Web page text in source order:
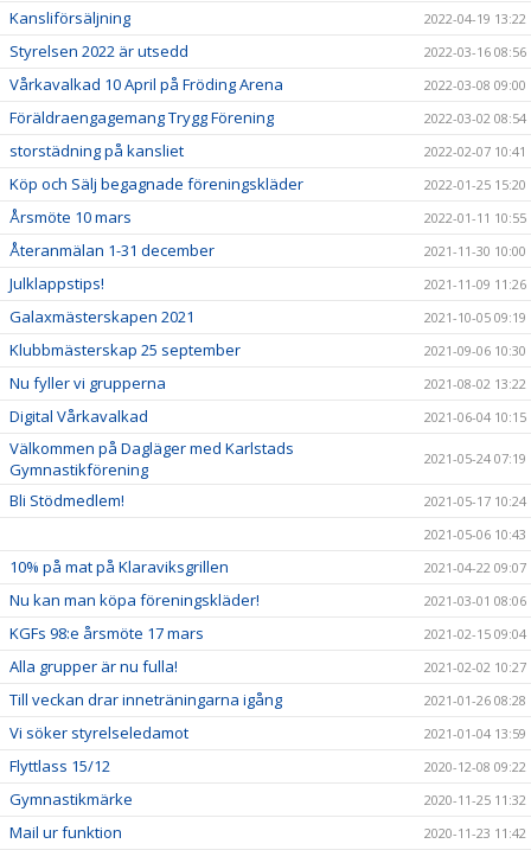
Kansliförsäljning 2022-04-19 13:22
Styrelsen 2022 är utsedd 2022-03-16 08:56
Vårkavalkad 10 April på Fröding Arena 2022-03-08 09:00
Föräldraengagemang Trygg Förening 2022-03-02 08:54
storstädning på kansliet 2022-02-07 10:41
Köp och Sälj begagnade föreningskläder 2022-01-25 15:20
Årsmöte 10 mars 2022-01-11 10:55
Återanmälan 1-31 december 2021-11-30 10:00
Julklappstips! 2021-11-09 11:26
Galaxmästerskapen 2021 2021-10-05 09:19
Klubbmästerskap 25 september 2021-09-06 10:30
Nu fyller vi grupperna 2021-08-02 13:22
Digital Vårkavalkad 2021-06-04 10:15
Välkommen på Dagläger med Karlstads
Gymnastikförening
2021-05-24 07:19
Bli Stödmedlem!
2021-05-17 10:24
2021-05-06 10:43
10% på mat på Klaraviksgrillen 2021-04-22 09:07
Nu kan man köpa föreningskläder! 2021-03-01 08:06
KGFs 98:e årsmöte 17 mars 2021-02-15 09:04
Alla grupper är nu fulla! 2021-02-02 10:27
Till veckan drar inneträningarna igång 2021-01-26 08:28
Vi söker styrelseledamot 2021-01-04 13:59
Flyttlass 15/12 2020-12-08 09:22
Gymnastikmärke 2020-11-25 11:32
Mail ur funktion 2020-11-23 11:42